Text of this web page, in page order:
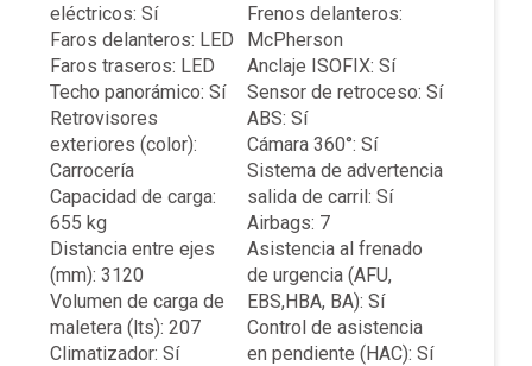
eléctricos: Sí
Faros delanteros: LED
Faros traseros: LED
Techo panorámico: Sí
Retrovisores
exteriores (color):
Carrocería
Capacidad de carga:
655 kg
Distancia entre ejes
(mm): 3120
Volumen de carga de
maletera (lts): 207
Climatizador: Sí
Frenos delanteros:
McPherson
Anclaje ISOFIX: Sí
Sensor de retroceso: Sí
ABS: Sí
Cámara 360°: Sí
Sistema de advertencia
salida de carril: Sí
Airbags: 7
Asistencia al frenado
de urgencia (AFU,
EBS,HBA, BA): Sí
Control de asistencia
en pendiente (HAC): Sí